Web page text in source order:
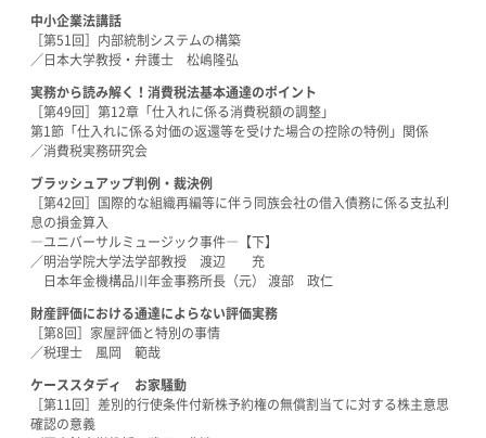
中小企業法講話
［第51回］内部統制システムの構築
／日本大学教授・弁護士 松嶋隆弘
実務から読み解く！消費税法基本通達のポイント
［第49回］第12章「仕入れに係る消費税額の調整」
第1節「仕入れに係る対価の返還等を受けた場合の控除の特例」関係
／消費税実務研究会
ブラッシュアップ判例・裁決例
［第42回］国際的な組織再編等に伴う同族会社の借入債務に係る支払利
息の損金算入
―ユニバーサルミュージック事件―【下】
／明治学院大学法学部教授 渡辺 充
日本年金機構品川年金事務所長（元） 渡部 政仁
財産評価における通達によらない評価実務
［第8回］家屋評価と特別の事情
／税理士 風岡 範哉
ケーススタディ お家騒動
［第11回］差別的行使条件付新株予約権の無償割当てに対する株主意思
確認の意義